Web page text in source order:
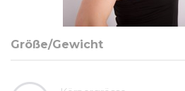
Größe/Gewicht